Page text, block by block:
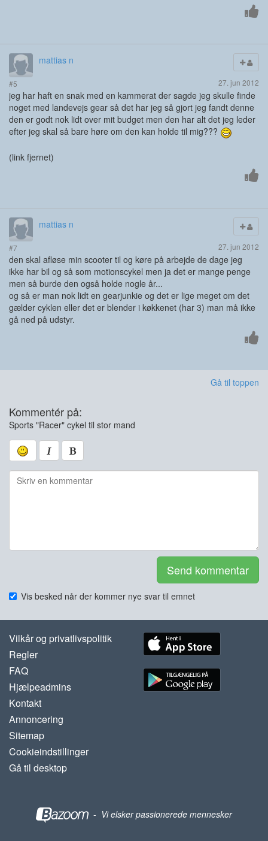
mattias n
#5 27. jun 2012
jeg har haft en snak med en kammerat der sagde jeg skulle finde
noget med landevejs gear så det har jeg så gjort jeg fandt denne
den er godt nok lidt over mit budget men den har alt det jeg leder
efter jeg skal så bare høre om den kan holde til mig???
(link fjernet)
mattias n
#7 27. jun 2012
den skal afløse min scooter til og køre på arbejde de dage jeg
ikke har bil og så som motionscykel men ja det er mange penge
men så burde den også holde nogle år...
og så er man nok lidt en gearjunkie og det er lige meget om det
gælder cyklen eller det er blender i køkkenet (har 3) man må ikke
gå ned på udstyr.
Gå til toppen
Kommentér på:
Sports "Racer" cykel til stor mand
Send kommentar
Vis besked når der kommer nye svar til emnet
Vilkår og privatlivspolitik
Regler
FAQ
Hjælpeadmins
Kontakt
Annoncering
Sitemap
Cookieindstillinger
Gå til desktop
- Vi elsker passionerede mennesker